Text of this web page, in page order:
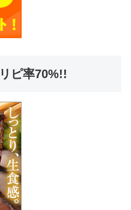
ピ率70%!!